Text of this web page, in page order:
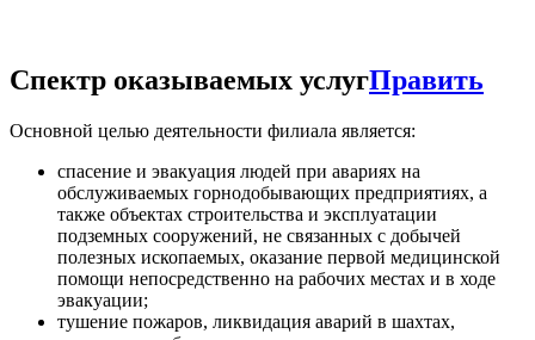
Спектр оказываемых услугПравить
Основной целью деятельности филиала является:
спасение и эвакуация людей при авариях на
обслуживаемых горнодобывающих предприятиях, а
также объектах строительства и эксплуатации
подземных сооружений, не связанных с добычей
полезных ископаемых, оказание первой медицинской
помощи непосредственно на рабочих местах и в ходе
эвакуации;
тушение пожаров, ликвидация аварий в шахтах,